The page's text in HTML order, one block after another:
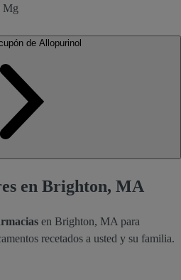
Mg
en Brighton, MA
en Brighton, MA para
recetados a usted y su familia.